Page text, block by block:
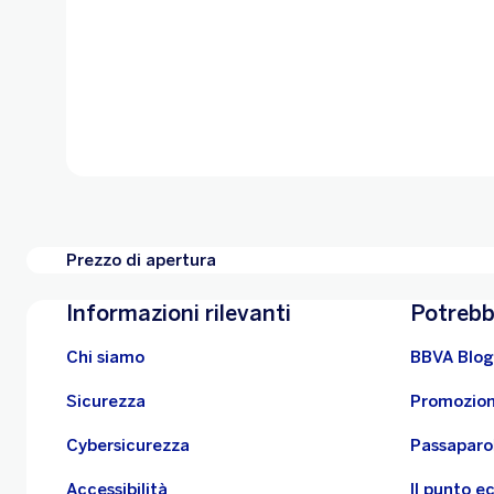
Prezzo di apertura
Informazioni rilevanti
Chi siamo
Sicurezza
Cybersicurezza
Accessibilità
BBVA Blog
Il punto